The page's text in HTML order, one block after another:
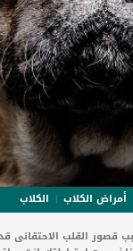
أمراض الكلاب
الكلاب
قصور القلب الاحتقانى